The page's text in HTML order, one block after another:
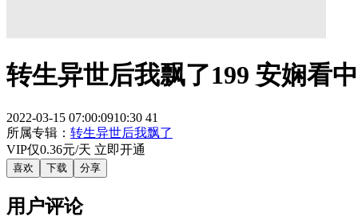
转生异世后我飘了199 安娴看
2022-03-15 07:00:0910:30 41
所属专辑： 转生异世后我飘了
VIP仅0.36元/天 立即开通
喜欢 下载 分享
用户评论